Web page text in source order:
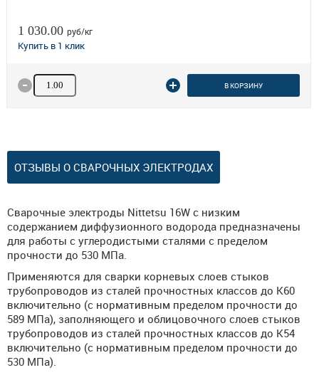
1 030.00 руб/кг
Количество товара В КОРЗИНУ
ОТЗЫВЫ О СВАРОЧНЫХ ЭЛЕКТРОДАХ
Сварочные электроды Nittetsu 16W с низким
содержанием диффузионного водорода предназначены
для работы с углеродистыми сталями с пределом
прочности до 530 МПа.
Применяются для сварки корневых слоев стыков
трубопроводов из сталей прочностных классов до К60
включительно (с нормативным пределом прочности до
589 МПа), заполняющего и облицовочного слоев стыков
трубопроводов из сталей прочностных классов до К54
включительно (с нормативным пределом прочности до
530 МПа).